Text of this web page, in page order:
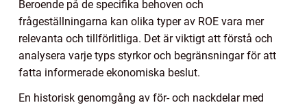
Beroende på de specifika behoven och
frågeställningarna kan olika typer av ROE vara mer
relevanta och tillförlitliga. Det är viktigt att förstå och
analysera varje typs styrkor och begränsningar för att
fatta informerade ekonomiska beslut.
En historisk genomgång av för- och nackdelar med